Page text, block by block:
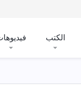
الكتب